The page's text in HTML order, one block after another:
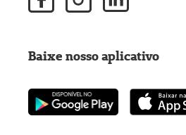
Baixe nosso aplicativo